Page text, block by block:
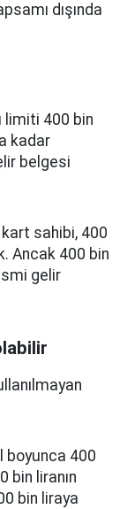
dışında
limiti 400 bin
kadar
belgesi
sahibi, 400
Ancak 400 bin
gelir
boyunca 400
bin liranın
bin liraya